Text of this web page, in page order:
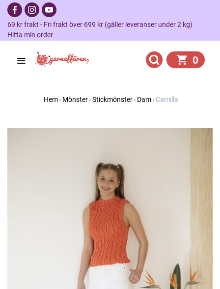
69 kr frakt - Fri frakt över 699 kr (gäller leveranser under 2 kg)
Hitta min order
0
Hem Mönster Stickmönster Dam Camilla